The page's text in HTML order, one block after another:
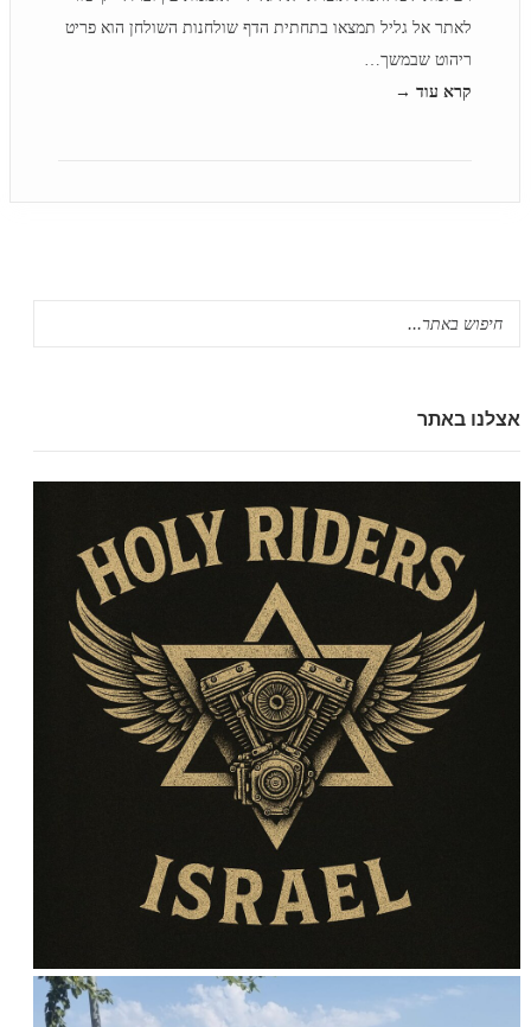
לאתר אל גליל תמצאו בתחתית הדף שולחנות השולחן הוא פריט
ריהוט שבמשך…
קרא עוד →
אצלנו באתר